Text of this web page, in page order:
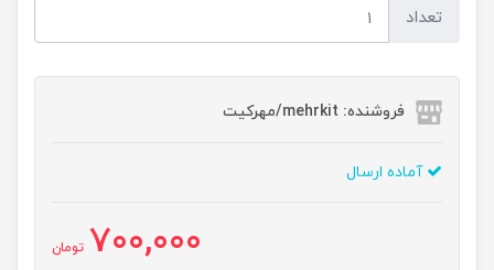
تعداد
فروشنده: mehrkit/مهرکیت
آماده ارسال
700,000 تومان